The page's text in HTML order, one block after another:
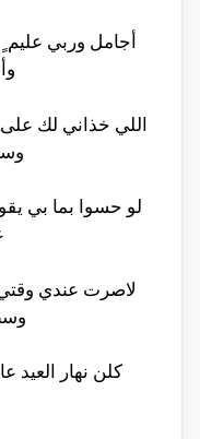
أجامل وربي
اللي خذاني لك
لو حسوا بما بي
لاصرت عندي
كلن نهار